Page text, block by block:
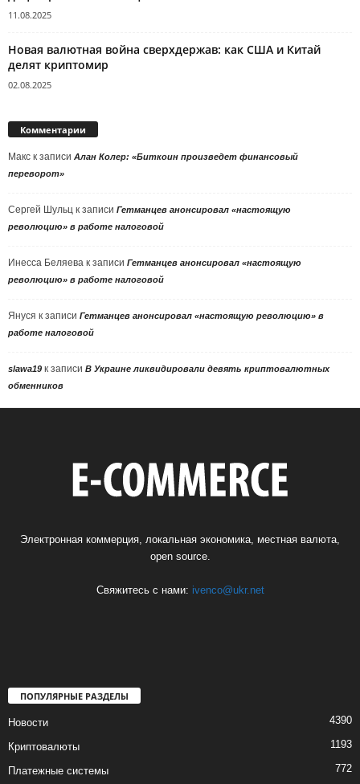
11.08.2025
Новая валютная война сверхдержав: как США и Китай
делят криптомир
02.08.2025
Комментарии
Макс к записи Алан Колер: «Биткоин произведет финансовый
переворот»
Сергей Шульц к записи Гетманцев анонсировал «настоящую
революцию» в работе налоговой
Инесса Беляева к записи Гетманцев анонсировал «настоящую
революцию» в работе налоговой
Януся к записи Гетманцев анонсировал «настоящую революцию» в
работе налоговой
slawa19 к записи В Украине ликвидировали девять криптовалютных
обменников
Электронная коммерция, локальная экономика, местная валюта,
open source.
Свяжитесь с нами: ivenco@ukr.net
ПОПУЛЯРНЫЕ РАЗДЕЛЫ
Новости 4390
Криптовалюты 1193
Платежные системы 772